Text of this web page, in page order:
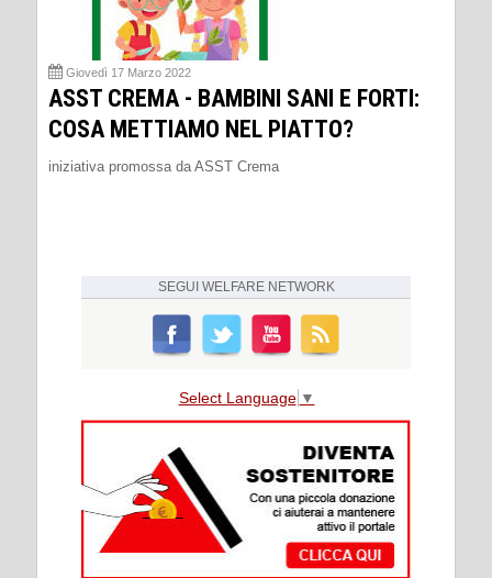
Giovedì 17 Marzo 2022
ASST CREMA - BAMBINI SANI E FORTI:
COSA METTIAMO NEL PIATTO?
iniziativa promossa da ASST Crema
SEGUI WELFARE NETWORK
Select Language ▼